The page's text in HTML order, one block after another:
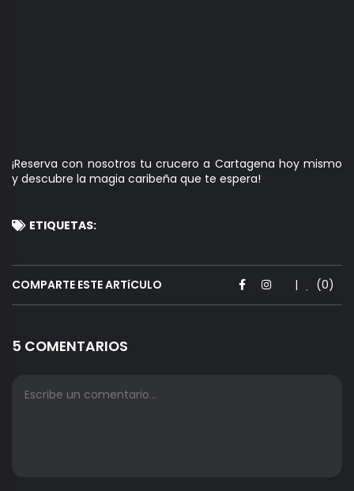
¡Reserva con nosotros tu crucero a Cartagena hoy mismo
y descubre la magia caribeña que te espera!
ETIQUETAS:
COMPARTE ESTE ARTíCULO | (0)
5 COMENTARIOS